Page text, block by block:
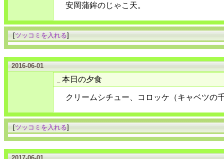
安岡蒲鉾のじゃこ天。
[ツッコミを入れる]
2016-06-01
本日の夕食
クリームシチュー、コロッケ（キャベツの
[ツッコミを入れる]